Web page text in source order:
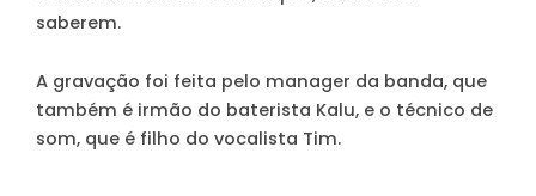
saberem.
A gravação foi feita pelo manager da banda, que
também é irmão do baterista Kalu, e o técnico de
som, que é filho do vocalista Tim.